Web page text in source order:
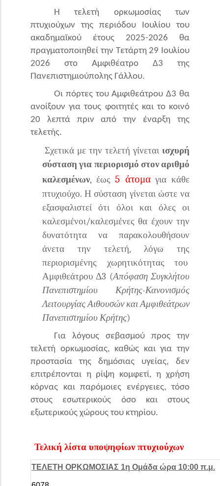
Η τελετή ορκωμοσίας των
πτυχιούχων της περιόδου Ιουλίου του
ακαδημαϊκού έτους 2025-2026 θα
πραγματοποιηθεί την Τετάρτη 29 Ιουλίου
2026 στο Αμφιθέατρο Δ3 της
Πανεπιστημιούπολης Γάλλου.
Οι πόρτες του Αμφιθεάτρου Δ3 θα
ανοίξουν για τους φοιτητές και το κοινό
20 λεπτά πριν από την έναρξη της
τελετής.
Σχετικά με την τελετή γίνεταιισχυρή
σύσταση για περιορισμό στον αριθμό
καλεσμένων, έως5 άτομα για κάθε
πτυχιούχο. Η σύσταση γίνεται ώστε να
εξασφαλιστεί ότι όλοι και όλες οι
καλεσμένοι/καλεσμένες θα έχουν την
δυνατότητα να παρακολουθήσουν
άνετα την τελετή, λόγω της
περιορισμένης χωρητικότητας του
Αμφιθεάτρου Δ3 (Απόφαση Συγκλήτου
Πανεπιστημίου Κρήτης-Κανονισμός
Λειτουργίας Αιθουσών και Αμφιθεάτρων
Πανεπιστημίου Κρήτης)
Για λόγους σεβασμού προς την
τελετή ορκωμοσίας, καθώς και για την
προστασία της δημόσιας υγείας, δεν
επιτρέπονται η ρίψη κομφετί, η χρήση
κόρνας και παρόμοιες ενέργειες, τόσο
στους εσωτερικούς όσο και στους
εξωτερικούς χώρους του κτηρίου.
Τελική λίστα υποψηφίων πτυχιούχων
ΤΕΛΕΤΗ ΟΡΚΩΜΟΣΙΑΣ 1η Ομάδα ώρα 10:00 π.μ.